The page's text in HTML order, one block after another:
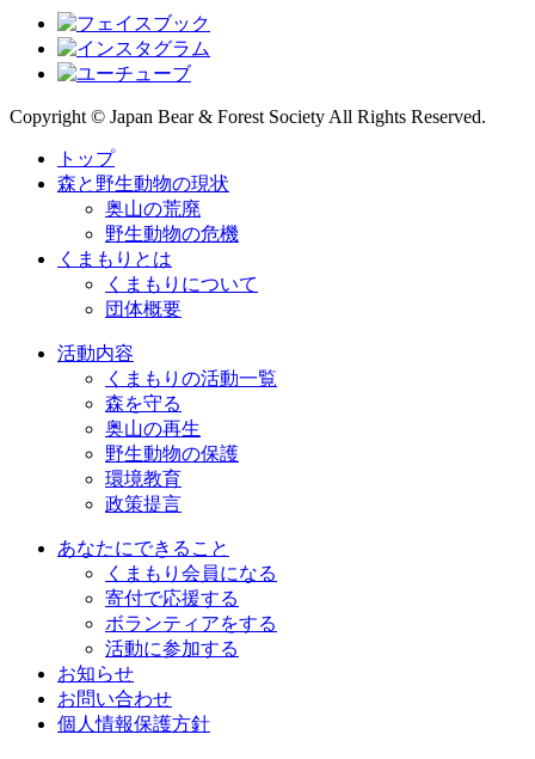
Copyright © Japan Bear & Forest Society All Rights Reserved.
トップ
森と野生動物の現状
奥山の荒廃
野生動物の危機
くまもりとは
くまもりについて
団体概要
活動内容
くまもりの活動一覧
森を守る
奥山の再生
野生動物の保護
環境教育
政策提言
あなたにできること
くまもり会員になる
寄付で応援する
ボランティアをする
活動に参加する
お知らせ
お問い合わせ
個人情報保護方針